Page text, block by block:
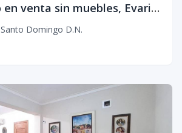
Apartamento en venta sin muebles, Evaristo Morales¡
Santo Domingo D.N.